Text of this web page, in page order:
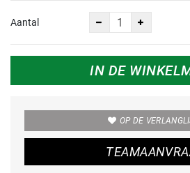
Aantal
IN DE
OP DE